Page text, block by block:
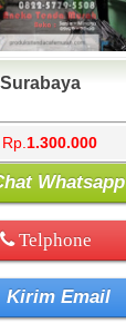
Rp. 1.300.000
Whatsapp
Telphone
Kirim Email